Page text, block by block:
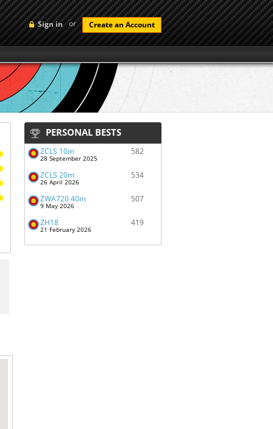
Sign in or Create an Account
PERSONAL BESTS
ZČLS 10m
28 September 2025
582
ZČLS 20m
26 April 2026
534
ŽWA720 40m
9 May 2026
507
ŽH18
21 February 2026
419